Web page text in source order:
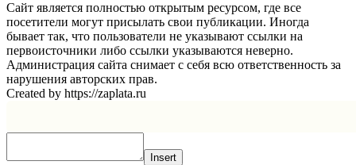
Сайт является полностью открытым ресурсом, где все
посетители могут присылать свои публикации. Иногда
бывает так, что пользователи не указывают ссылки на
первоисточники либо ссылки указываются неверно.
Администрация сайта снимает с себя всю ответственность за
нарушения авторских прав.
Created by https://zaplata.ru
Insert